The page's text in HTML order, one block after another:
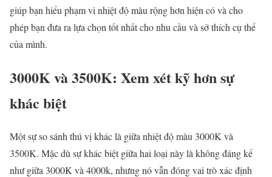
giúp bạn hiểu phạm vi nhiệt độ màu rộng hơn hiện có và cho
phép bạn đưa ra lựa chọn tốt nhất cho nhu cầu và sở thích cụ thể
của mình.
3000K và 3500K: Xem xét kỹ hơn sự
khác biệt
Một sự so sánh thú vị khác là giữa nhiệt độ màu 3000K và
3500K. Mặc dù sự khác biệt giữa hai loại này là không đáng kể
như giữa 3000K và 4000k, nhưng nó vẫn đóng vai trò xác định